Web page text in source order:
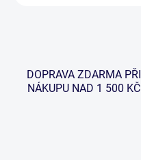
DOPRAVA ZDARMA PŘI
NÁKUPU NAD 1 500 KČ